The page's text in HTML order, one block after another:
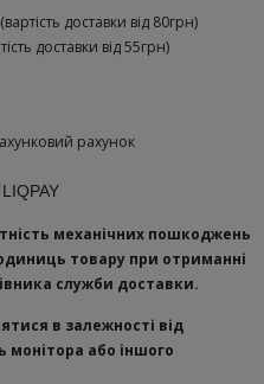
(вартість доставки від 80грн)
доставки від 55грн)
рахунок
LIQPAY
механічних пошкоджень
товару при отриманні
служби доставки.
в залежності від
монітора або іншого